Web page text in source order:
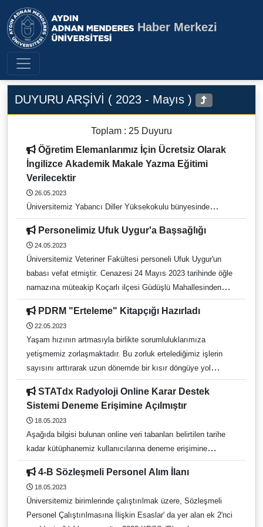
Aydın Adnan Menderes
Haber Merkezi
DUYURU ARŞİVİ ( 2023 - Mayıs )
Toplam : 25 Duyuru
İngilizce Akademik Makale Yazma Eğitimi
Verilecektir
26.05.2023
Üniversitemiz Yabancı Diller Yüksekokulu bünyesinde
Üniversitemiz öğretim elemanları için ücretsiz olarak İngilizce
Akademik Makale yazma eğitimi verilecektir.
Personelimiz Ufuk Uygur'a Başsağlığı
24.05.2023
Üniversitemiz Veteriner Fakültesi personeli Ufuk Uygur'un
babası vefat etmiştir. Cenazesi 24 Mayıs 2023 tarihinde öğle
namazına müteakip Koçarlı ilçesi Güdüşlü Mahallesinden
kaldırılacaktır. Merhuma Allah'tan rahmet, yakınlarına
başsağlığı ve sabır dileriz.
PDRM "Erteleme" Kitapçığı Hazırladı
22.05.2023
Yaşam hızının artmasıyla birlikte sorumluluklarımıza
yetişmemiz zorlaşmaktadır. Bu zorluk ertelediğimiz işlerin
sayısını arttırarak uzun dönemde bir kısır döngüye yol
açabilmektedir. Konuyla ilgili öğrencilerimizi desteklemek
amacıyla Üniversitemiz PDRM tarafından hazırlanan
“Erteleme” kitapçığının öğrencilerimize yararlı olması
dileğiyle…
Sistemi Deneme Erişimine Açılmıştır
18.05.2023
Aşağıda bilgisi bulunan online veri tabanları belirtilen tarihe
kadar kütüphanemiz kullanıcılarına deneme erişimine
açılmıştır. Bu veri tabanına aşağıda yer alan linkten veya
kütüphanemiz web sayfasında yer alan deneme amaçlı veri
tabanları linkinden (https://kutuphane.adu.edu.tr/default.asp?
idx=313930 ) ulaşabilirsiniz. STATdx Radyoloji Online Karar
Destek Sistemi: Elsevier Health Science tarafından sunulan
4-B Sözleşmeli Personel Alım İlanı
18.05.2023
Üniversitemiz birimlerinde çalıştırılmak üzere, Sözleşmeli
Personel Çalıştırılmasına İlişkin Esaslar' da yer alan ek 2'nci